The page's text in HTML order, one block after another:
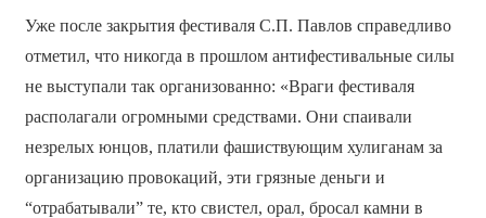
Уже после закрытия фестиваля С.П. Павлов справедливо
отметил, что никогда в прошлом антифестивальные силы
не выступали так организованно: «Враги фестиваля
располагали огромными средствами. Они спаивали
незрелых юнцов, платили фашиствующим хулиганам за
организацию провокаций, эти грязные деньги и
“отрабатывали” те, кто свистел, орал, бросал камни в